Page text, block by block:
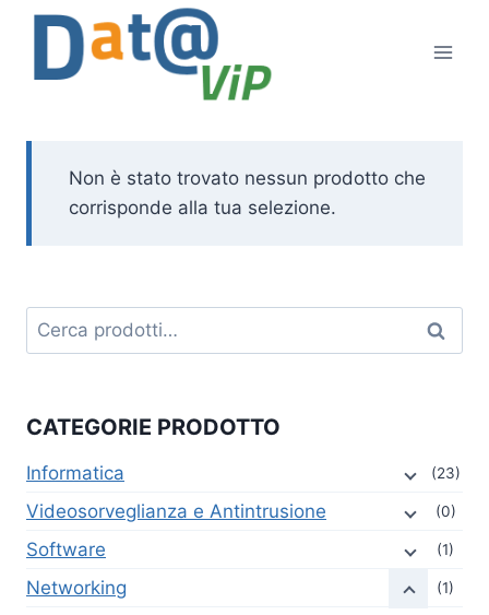
Salta
contenuto
Non è stato trovato nessun prodotto che
corrisponde alla tua selezione.
Cerca: Cerca
CATEGORIE PRODOTTO
Informatica (23)
Videosorveglianza e Antintrusione (0)
Software (1)
Networking (1)